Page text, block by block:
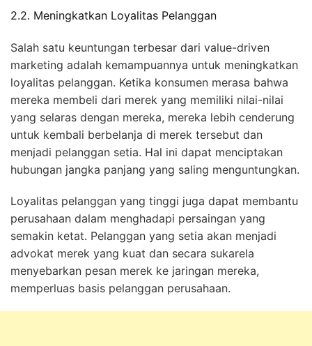
2.2. Meningkatkan Loyalitas Pelanggan
Salah satu keuntungan terbesar dari value-driven
marketing adalah kemampuannya untuk meningkatkan
loyalitas pelanggan. Ketika konsumen merasa bahwa
mereka membeli dari merek yang memiliki nilai-nilai
yang selaras dengan mereka, mereka lebih cenderung
untuk kembali berbelanja di merek tersebut dan
menjadi pelanggan setia. Hal ini dapat menciptakan
hubungan jangka panjang yang saling menguntungkan.
Loyalitas pelanggan yang tinggi juga dapat membantu
perusahaan dalam menghadapi persaingan yang
semakin ketat. Pelanggan yang setia akan menjadi
advokat merek yang kuat dan secara sukarela
menyebarkan pesan merek ke jaringan mereka,
memperluas basis pelanggan perusahaan.